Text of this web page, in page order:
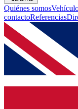
Quiénes somos
contactoReferencias